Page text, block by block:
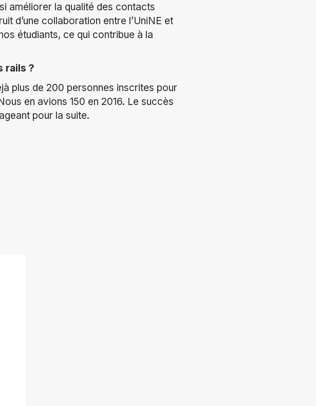
améliorer la qualité des contacts
d’une collaboration entre l’UniNE et
étudiants, ce qui contribue à la
rails ?
plus de 200 personnes inscrites pour
en avions 150 en 2016. Le succès
pour la suite.